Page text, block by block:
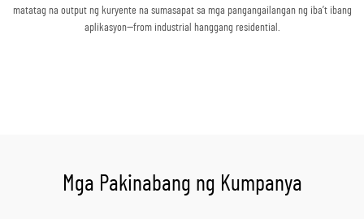
matatag na output ng kuryente na sumasapat sa mga pangangailangan ng iba’t ibang
aplikasyon—from industrial hanggang residential.
Mga Pakinabang ng Kumpanya